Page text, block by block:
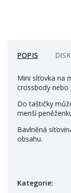
POPIS
Mini síťovka na
crossbody nebo
Do taštičky
menší
Bavlněná
obsahu.
Kategorie: